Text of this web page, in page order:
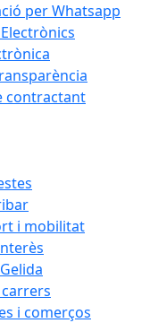
per Whatsapp
contractant
i mobilitat
i comerços